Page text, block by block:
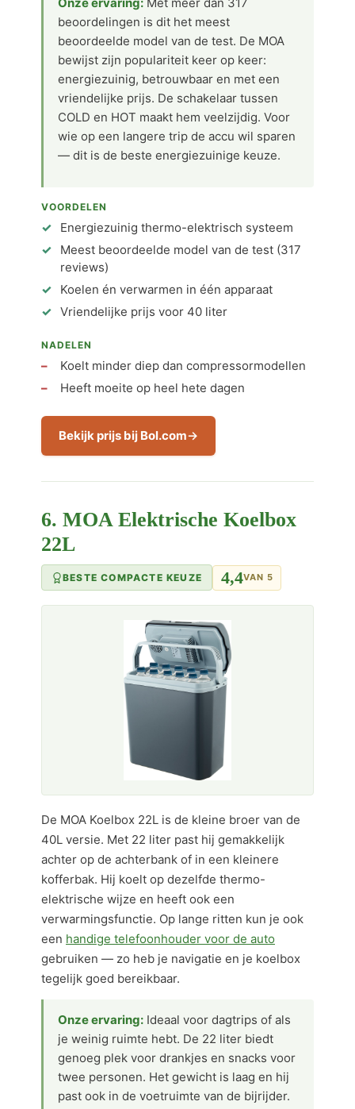
beoordelingen is dit het meest
beoordeelde model van de test. De MOA
bewijst zijn populariteit keer op keer:
energiezuinig, betrouwbaar en met een
vriendelijke prijs. De schakelaar tussen
COLD en HOT maakt hem veelzijdig. Voor
wie op een langere trip de accu wil sparen
— dit is de beste energiezuinige keuze.
VOORDELEN
Energiezuinig thermo-elektrisch systeem
Meest beoordeelde model van de test (317
reviews)
Koelen én verwarmen in één apparaat
Vriendelijke prijs voor 40 liter
NADELEN
Koelt minder diep dan compressormodellen
Heeft moeite op heel hete dagen
Bekijk prijs bij Bol.com
6. MOA Elektrische Koelbox
22L
BESTE COMPACTE KEUZE 4,4VAN 5
De MOA Koelbox 22L is de kleine broer van de
40L versie. Met 22 liter past hij gemakkelijk
achter op de achterbank of in een kleinere
kofferbak. Hij koelt op dezelfde thermo-
elektrische wijze en heeft ook een
verwarmingsfunctie. Op lange ritten kun je ook
een handige telefoonhouder voor de auto
gebruiken — zo heb je navigatie en je koelbox
tegelijk goed bereikbaar.
Onze ervaring: Ideaal voor dagtrips of als
je weinig ruimte hebt. De 22 liter biedt
genoeg plek voor drankjes en snacks voor
twee personen. Het gewicht is laag en hij
past ook in de voetruimte van de bijrijder.